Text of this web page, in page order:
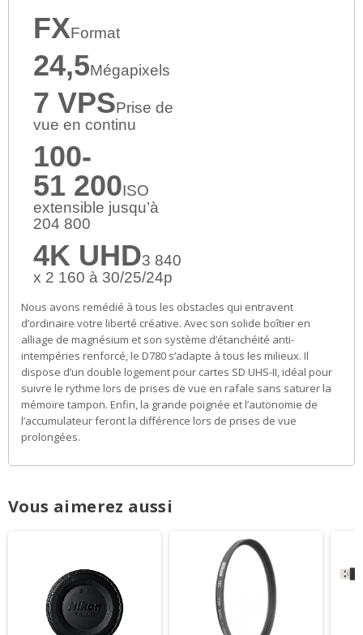
FXFormat
24,5Mégapixels
7 VPSPrise de
vue en continu
100-
51 200ISO
extensible jusqu’à
204 800
4K UHD3 840
x 2 160 à 30/25/24p
Nous avons remédié à tous les obstacles qui entravent
d’ordinaire votre liberté créative. Avec son solide boîtier en
alliage de magnésium et son système d’étanchéité anti-
intempéries renforcé, le D780 s’adapte à tous les milieux. Il
dispose d’un double logement pour cartes SD UHS-II, idéal pour
suivre le rythme lors de prises de vue en rafale sans saturer la
mémoire tampon. Enfin, la grande poignée et l’autonomie de
l’accumulateur feront la différence lors de prises de vue
prolongées.
Vous aimerez aussi